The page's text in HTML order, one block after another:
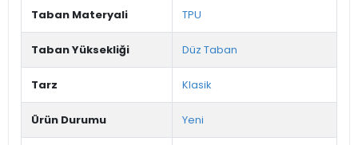
Taban Materyali TPU
Taban Yüksekliği Düz Taban
Tarz Klasik
Ürün Durumu Yeni